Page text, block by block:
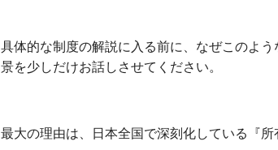
具体的な制度の解説に入る前に、なぜこのよ
景を少しだけお話しさせてください。
最大の理由は、日本全国で深刻化している『所